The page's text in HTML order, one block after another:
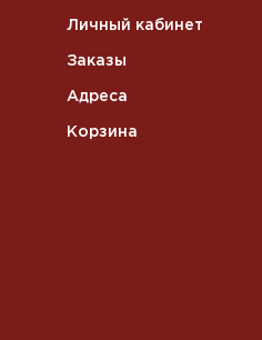
Личный кабинет
Заказы
Адреса
Корзина